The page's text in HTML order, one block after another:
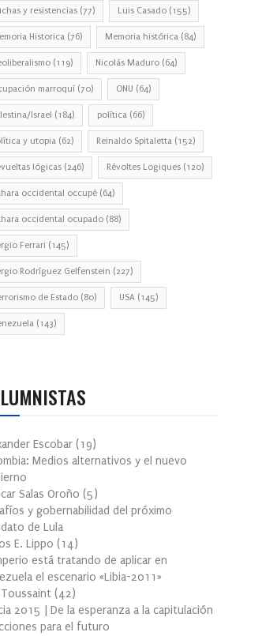
y resistencias (77) Luis Casado (155)
Historica (76) Memoria histórica (84)
(119) Nicolás Maduro (64)
marroquí (70) ONU (64)
Israel (184) política (66)
y utopia (62) Reinaldo Spitaletta (152)
lógicas (246) Révoltes Logiques (120)
occidental occupé (64)
occidental ocupado (88)
Ferrari (145)
Rodríguez Gelfenstein (227)
de Estado (80) USA (145)
(143)
Escobar (19)
Medios alternativos y el nuevo
Salas Oroño (5)
y gobernabilidad del próximo
de Lula
E. Lippo (14)
está tratando de aplicar en
el escenario «Libia-2011»
Toussaint (42)
2015 | De la esperanza a la capitulación
para el futuro